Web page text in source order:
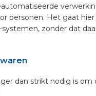
personen. Het gaat
zonder dat
dan strikt nodig is om